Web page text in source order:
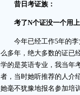
昔日考证族：
考了N个证没一个用上
今年已经工作5年的李
么多年，绝大多数的证已
学的是英语专业，我当年
者，当时她听推荐的人介
她毫不犹豫地报名参加培